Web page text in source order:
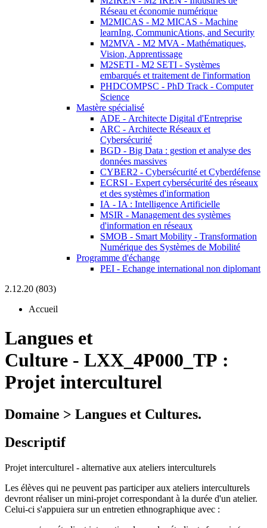
Réseau et économie numérique
M2MICAS - M2 MICAS - Machine
learnIng, CommunicAtions, and Security
M2MVA - M2 MVA - Mathématiques,
Vision, Apprentissage
M2SETI - M2 SETI - Systèmes
embarqués et traitement de l'information
PHDCOMPSC - PhD Track - Computer
Science
Mastère spécialisé
ADE - Architecte Digital d'Entreprise
ARC - Architecte Réseaux et
Cybersécurité
BGD - Big Data : gestion et analyse des
données massives
CYBER2 - Cybersécurité et Cyberdéfense
ECRSI - Expert cybersécurité des réseaux
et des systèmes d'information
IA - IA : Intelligence Artificielle
MSIR - Management des systèmes
d'information en réseaux
SMOB - Smart Mobility - Transformation
Numérique des Systèmes de Mobilité
Programme d'échange
PEI - Echange international non diplomant
2.12.20 (803)
Accueil
Langues et
Culture - LXX_4P000_TP :
Projet interculturel
Domaine > Langues et Cultures.
Descriptif
Projet interculturel - alternative aux ateliers interculturels
Les élèves qui ne peuvent pas participer aux ateliers interculturels
devront réaliser un mini-projet correspondant à la durée d'un atelier.
Celui-ci s'appuiera sur un entretien ethnographique avec :